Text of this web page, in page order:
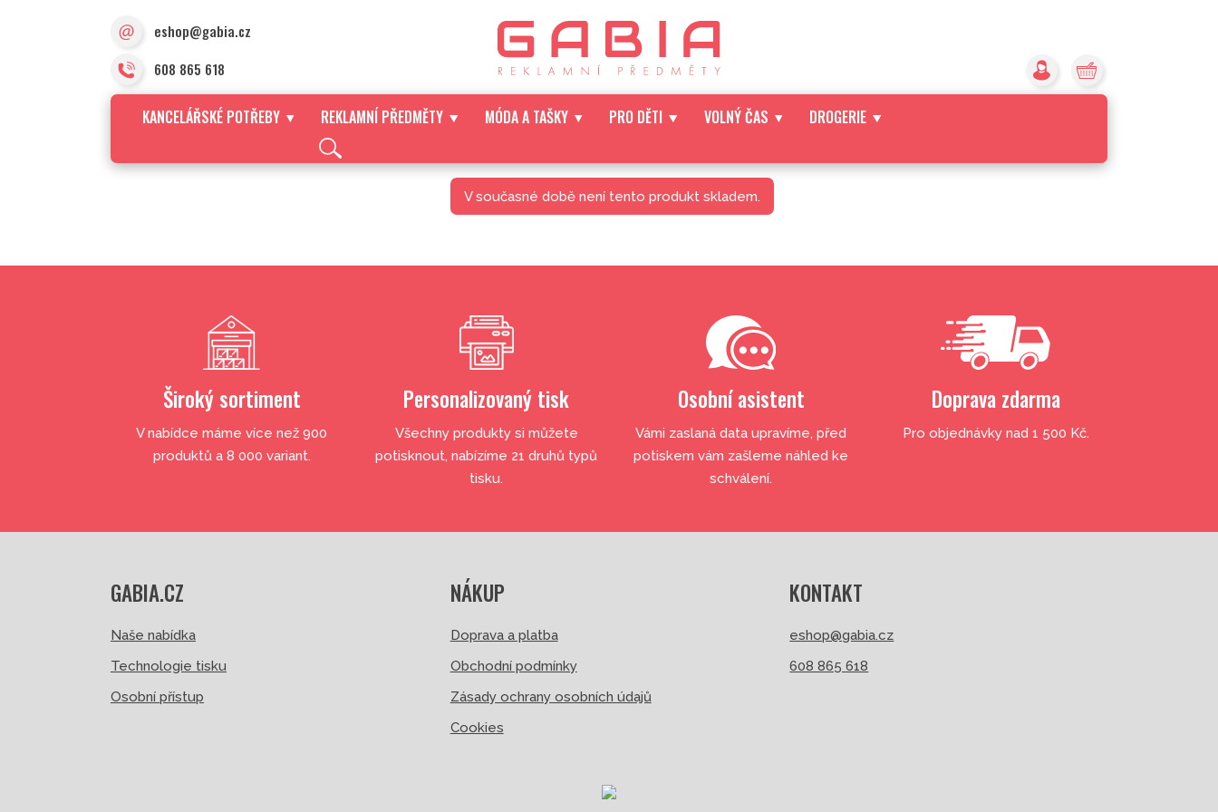
eshop@gabia.cz
608 865 618
KANCELÁŘSKÉ POTŘEBY REKLAMNÍ PŘEDMĚTY MÓDA A TAŠKY PRO DĚTI VOLNÝ ČAS DROGERIE
V současné době není tento produkt skladem.
Široký sortiment
V nabídce máme více než 900
produktů a 8 000 variant.
Personalizovaný tisk
Všechny produkty si můžete
potisknout, nabízíme 21 druhů typů
tisku.
Osobní asistent
Vámi zaslaná data upravíme, před
potiskem vám zašleme náhled ke
schválení.
Doprava zdarma
Pro objednávky nad 1 500 Kč.
GABIA.CZ
Naše nabídka
Technologie tisku
Osobní přístup
NÁKUP
Doprava a platba
Obchodní podmínky
Zásady ochrany osobních údajů
Cookies
KONTAKT
eshop@gabia.cz
608 865 618